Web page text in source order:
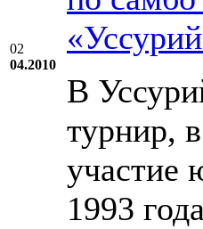
02
04.2010
В
турнир,
участие
1993